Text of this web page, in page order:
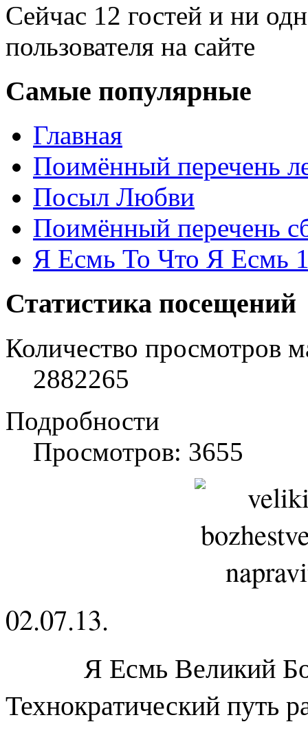
Сейчас 12 гостей и ни
пользователя на сайте
Самые популярные
Главная
Поимённый перечень
Посыл Любви
Поимённый перечень
Я Есмь То Что Я Есмь
Статистика посещений
Количество просмотров
2882265
Подробности
Просмотров: 3655
02.07.13.
Я Есмь Великий
Технократический путь